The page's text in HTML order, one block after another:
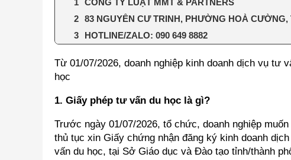
CÔNG TY LUẬT MMT & PARTNERS
83 NGUYỄN CƯ TRINH, PHƯỜNG HOÀ
HOTLINE/ZALO: 090 649 8882
Từ 01/07/2026, doanh nghiệp kinh doanh dịch vụ tư
học
1. Giấy phép tư vấn du học là gì?
Trước ngày 01/07/2026, tổ chức, doanh nghiệp
thủ tục xin Giấy chứng nhận đăng ký kinh doanh
vấn du học, tại Sở Giáo dục và Đào tạo tỉnh/thành